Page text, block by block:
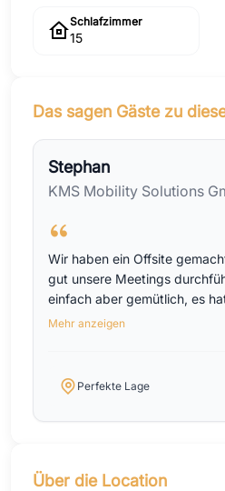
Schlafzimmer
15
Das sagen Gäste zu
Stephan
KMS Mobility Solutions
Wir haben ein Offsite
gut unsere Meetings
einfach aber gemütlich, es
Mehr anzeigen
Perfekte Lage
Über die Location